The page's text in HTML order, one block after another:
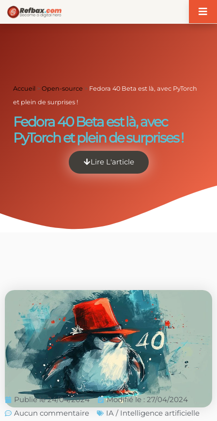
Accueil >Open-source > Fedora 40 Beta est là, avec PyTorch
et plein de surprises !
Fedora 40 Beta est là, avec
PyTorch et plein de surprises !
Lire L'article
Publié le 24/04/2024
Modifié le : 27/04/2024
Aucun commentaire
IA / Intelligence artificielle
Panneau de gestion des cookies